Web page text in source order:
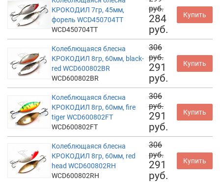
КРОКОДИЛ 7гр, 45мм,
форель WCD450704TT
WCD450704TT
руб.
284
руб.
Купить
Колеблющаяся блесна
КРОКОДИЛ 8гр, 60мм, black-
red WCD600802BR
WCD600802BR
306
руб.
291
руб.
Купить
Колеблющаяся блесна
КРОКОДИЛ 8гр, 60мм, fire
tiger WCD600802FT
WCD600802FT
306
руб.
291
руб.
Купить
Колеблющаяся блесна
КРОКОДИЛ 8гр, 60мм, red
head WCD600802RH
WCD600802RH
306
руб.
291
руб.
Купить